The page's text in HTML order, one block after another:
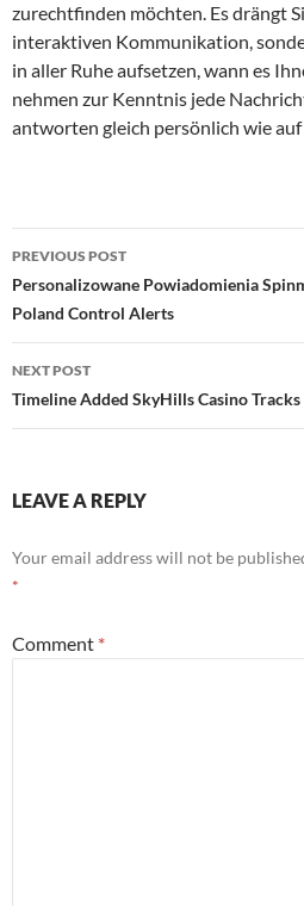
zurechtfinden möchten. Es drängt
interaktiven Kommunikation,
in aller Ruhe aufsetzen, wann es
nehmen zur Kenntnis jede
antworten gleich persönlich wie
Post
navigation
PREVIOUS POST
Personalizowane Powiadomienia
Poland Control Alerts
NEXT POST
Timeline Added SkyHills Casino
LEAVE A REPLY
Your email address will not be
*
Comment *